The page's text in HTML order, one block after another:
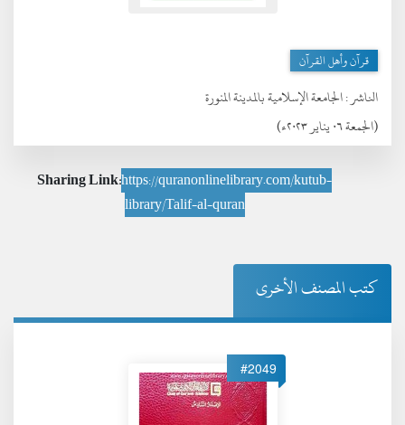
(الجمعة ٠٦ يناير ٢٠٢٣ء)
الناشر :الجامعة الإسلامية بالمدينة المنورة
قرآن وأهل القرآن
Sharing Link:https://quranonlinelibrary.com/kutub-
library/Talif-al-quran
كتب المصنف الأخرى
#2049